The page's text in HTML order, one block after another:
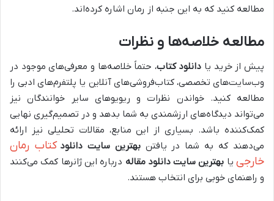
مطالعه کنید که به این جنبه از رمان اشاره کرده‌اند.
مطالعه خلاصه‌ها و نظرات
پیش از خرید یا دانلود کتاب، حتماً خلاصه‌ها و معرفی‌های موجود در
وب‌سایت‌های تخصصی، کتاب‌فروشی‌های آنلاین یا پلتفرم‌های ادبی را
مطالعه کنید. خواندن نظرات و ریویوهای سایر خوانندگان نیز
می‌تواند دیدگاه‌های ارزشمندی به شما بدهد و در تصمیم‌گیری نهایی
کمک‌کننده باشد. بسیاری از این منابع، مقالات تحلیلی نیز ارائه
می‌دهند که به شما در یافتنبهترین سایت دانلودکتاب رمان
خارجییا بهترین سایت دانلود مقاله درباره این ژانرها کمک می‌کنند
و راهنمای خوبی برای انتخاب هستند.